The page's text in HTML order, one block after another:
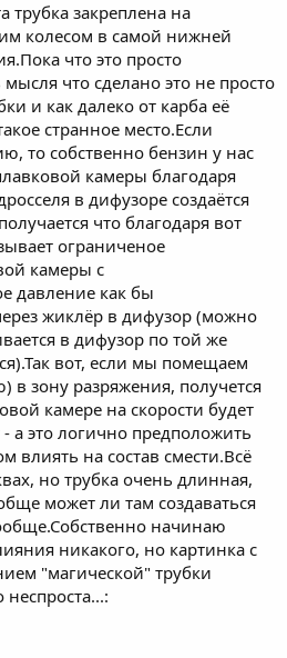
трубка закреплена на
колесом в самой нижней
что это просто
что сделано это не просто
и как далеко от карба её
странное место.Если
то собственно бензин у нас
камеры благодаря
в дифузоре создаётся
что благодаря вот
ограниченое
камеры с
давление как бы
жиклёр в дифузор (можно
в дифузор по той же
вот, если мы помещаем
в зону разряжения, получется
камере на скорости будет
а это логично предположить
влиять на состав смести.Всё
но трубка очень длинная,
может ли там создаваться
начинаю
никакого, но картинка с
"магической" трубки
неспроста...: